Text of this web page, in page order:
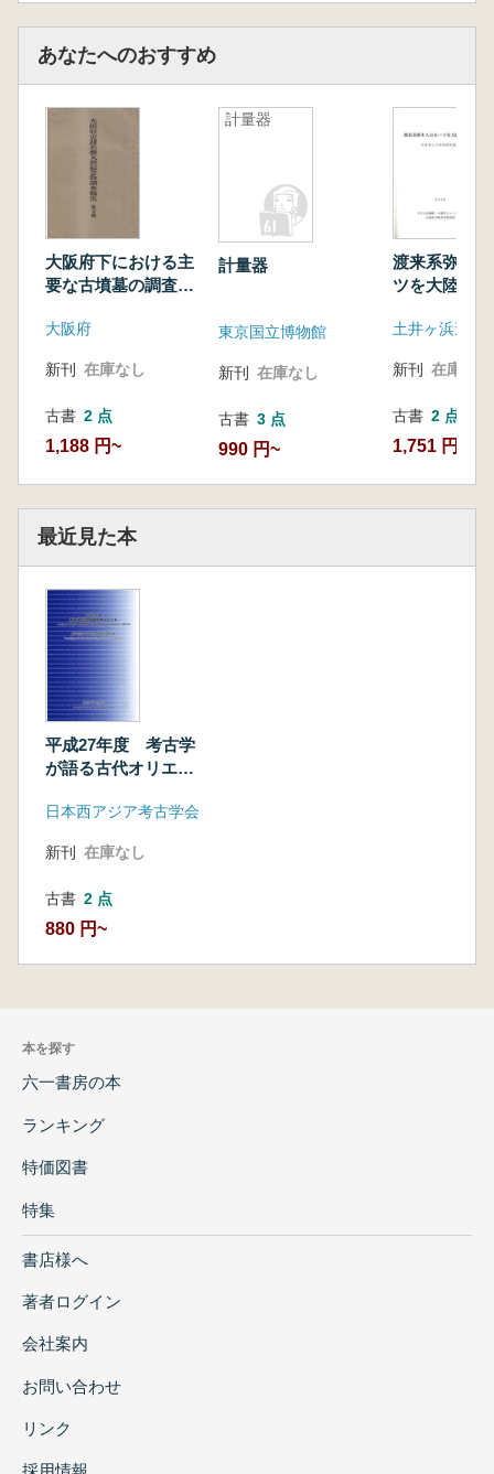
あなたへのおすすめ
大阪府下における主
要な古墳墓の調査其
復刻版
大阪府
新刊 在庫なし
古書 2 点
1,188 円~
計量器
計量器
東京国立博物館
新刊 在庫なし
古書 3 点
990 円~
渡来系弥生
ツを大陸に
報告
新刊 在庫なし
古書 2 点
1,751 円~
最近見た本
平成27年度 考古学
が語る古代オリエン
日本西アジア考古学会
新刊 在庫なし
古書 2 点
880 円~
本を探す
六一書房の本
ランキング
特価図書
特集
書店様へ
著者ログイン
会社案内
お問い合わせ
リンク